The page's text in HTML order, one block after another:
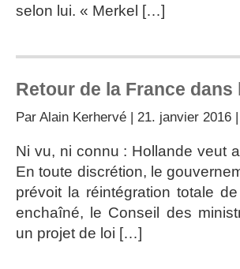
selon lui. « Merkel […]
Retour de la France dans
Par Alain Kerhervé | 21. janvier 2016
Ni vu, ni connu : Hollande veut
En toute discrétion, le
prévoit la réintégration totale
enchaîné, le Conseil des
un projet de loi […]